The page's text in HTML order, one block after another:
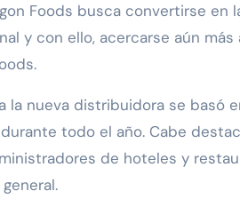
Foods busca convertirse en
y con ello, acercarse aún más
la nueva distribuidora se basó
todo el año. Cabe
de hoteles y